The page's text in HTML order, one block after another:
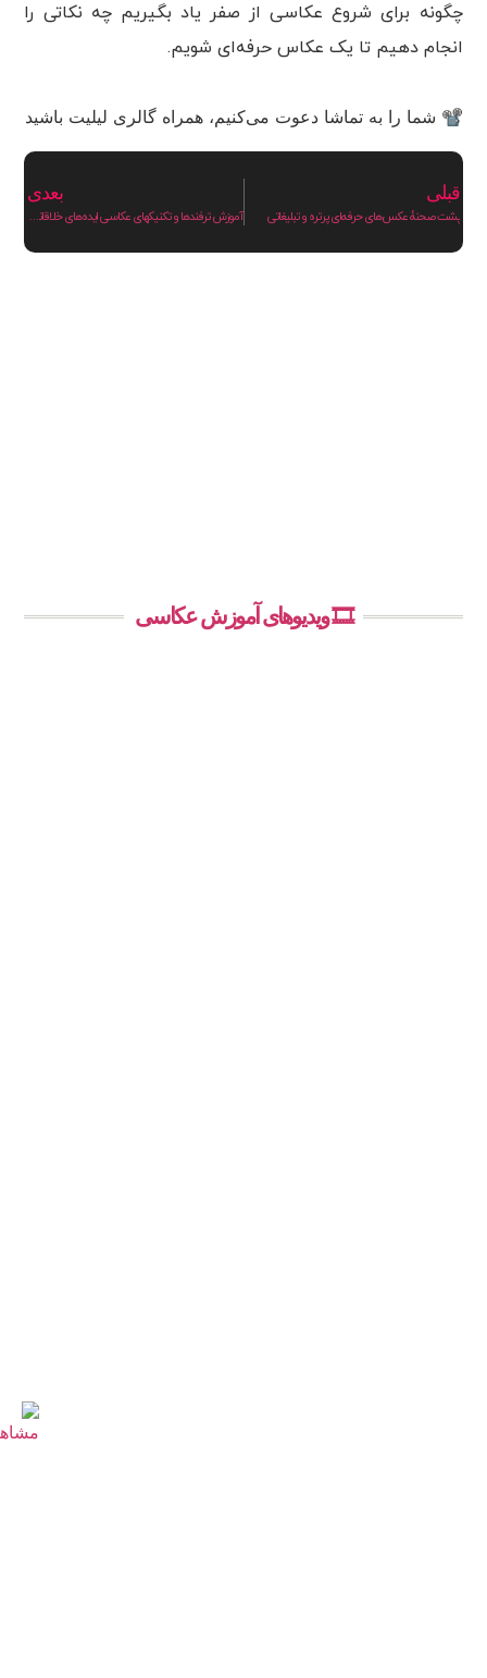
چگونه برای شروع عکاسی از صفر یاد بگیریم چه نکاتی را
انجام دهیم تا یک عکاس حرفه‌ای شویم.
📽 شما را به تماشا دعوت می‌کنیم، همراه گالری لیلیت باشید
قبلی
پشت صحنهٔ عکس‌های حرفه‌ای پرتره و تبلیغاتی
بعدی
آموزش ترفندها و تکنیکهای عکاسی ایده‌های خلاقانه حرفه ای – بخش 1
🎞️ ویدیوهای آموزش عکاسی